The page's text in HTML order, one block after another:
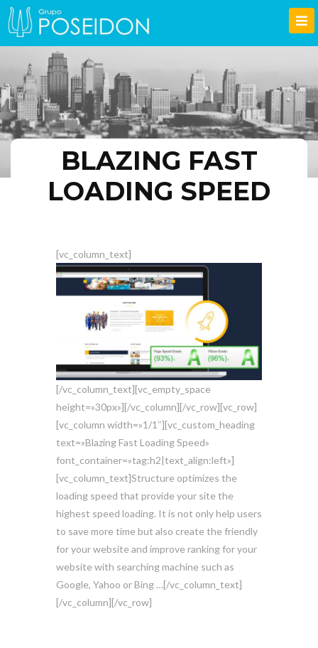
BLAZING FAST
LOADING SPEED
[vc_column_text]
[/vc_column_text][vc_empty_space
height=»30px»][/vc_column][/vc_row][vc_row]
[vc_column width=»1/1″][vc_custom_heading
text=»Blazing Fast Loading Speed»
font_container=»tag:h2|text_align:left»]
[vc_column_text]Structure optimizes the
loading speed that provide your site the
highest speed loading. It is not only help users
to save more time but also create the friendly
for your website and improve ranking for your
website with searching machine such as
Google, Yahoo or Bing …[/vc_column_text]
[/vc_column][/vc_row]